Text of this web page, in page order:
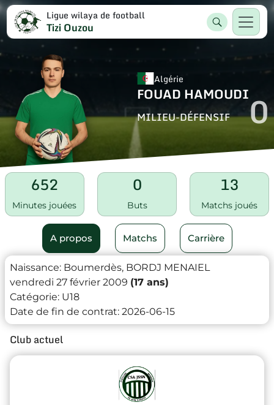
Ligue wilaya de football
Tizi Ouzou
Algérie
FOUAD HAMOUDI
MILIEU-DÉFENSIF 0
652
Minutes jouées
0
Buts
13
Matchs joués
A propos Matchs Carrière
Naissance: Boumerdès, BORDJ MENAIEL
vendredi 27 février 2009 (17 ans)
Catégorie: U18
Date de fin de contrat: 2026-06-15
Club actuel